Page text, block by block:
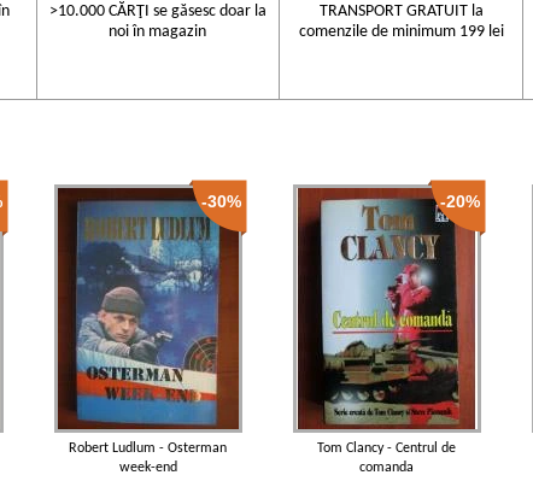
>10.000 CĂRŢI se găsesc doar la
noi în magazin
TRANSPORT GRATUIT la
comenzile de minimum 199 lei
-30%
Robert Ludlum - Osterman
week-end
-20%
Tom Clancy - Centrul de
comanda